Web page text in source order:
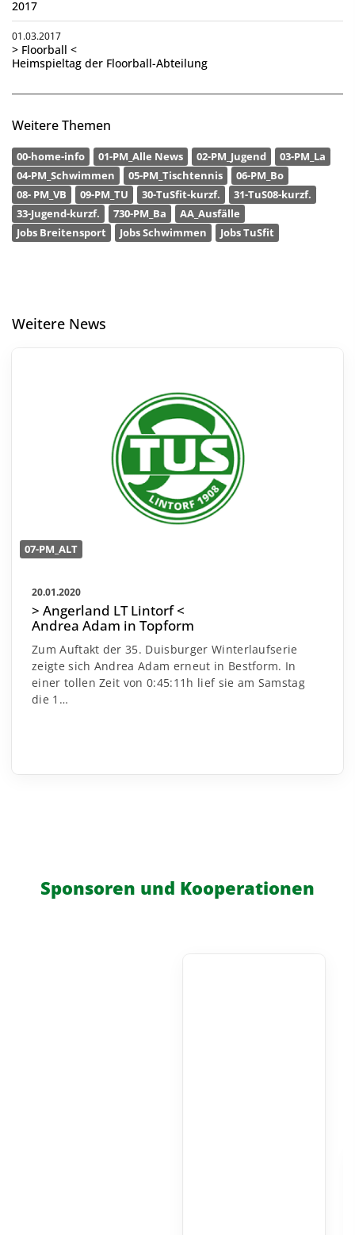
2017
01.03.2017
> Floorball <
Heimspieltag der Floorball-Abteilung
Weitere Themen
00-home-info 01-PM_Alle News 02-PM_Jugend
03-PM_La
04-PM_Schwimmen
05-PM_Tischtennis
06-PM_Bo
08- PM_VB
09-PM_TU 30-TuSfit-kurzf.
31-TuS08-kurzf.
33-Jugend-kurzf.
730-PM_Ba
AA_Ausfälle
Jobs Breitensport
Jobs Schwimmen Jobs TuSfit
Weitere News
07-PM_ALT
20.01.2020
> Angerland LT Lintorf <
Andrea Adam in Topform
Zum Auftakt der 35. Duisburger Winterlaufserie
zeigte sich Andrea Adam erneut in Bestform. In
einer tollen Zeit von 0:45:11h lief sie am Samstag
die 1…
Sponsoren und Kooperationen